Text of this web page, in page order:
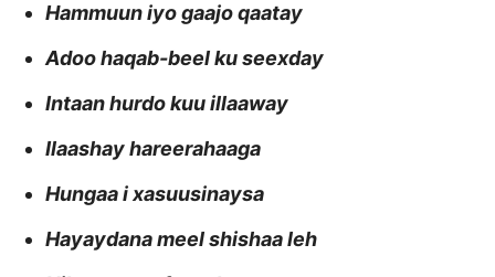
Hammuun iyo gaajo qaatay
Adoo haqab-beel ku seexday
Intaan hurdo kuu illaaway
Ilaashay hareerahaaga
Hungaa i xasuusinaysa
Hayaydana meel shishaa leh